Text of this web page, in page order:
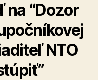
na “Dozor
NTO